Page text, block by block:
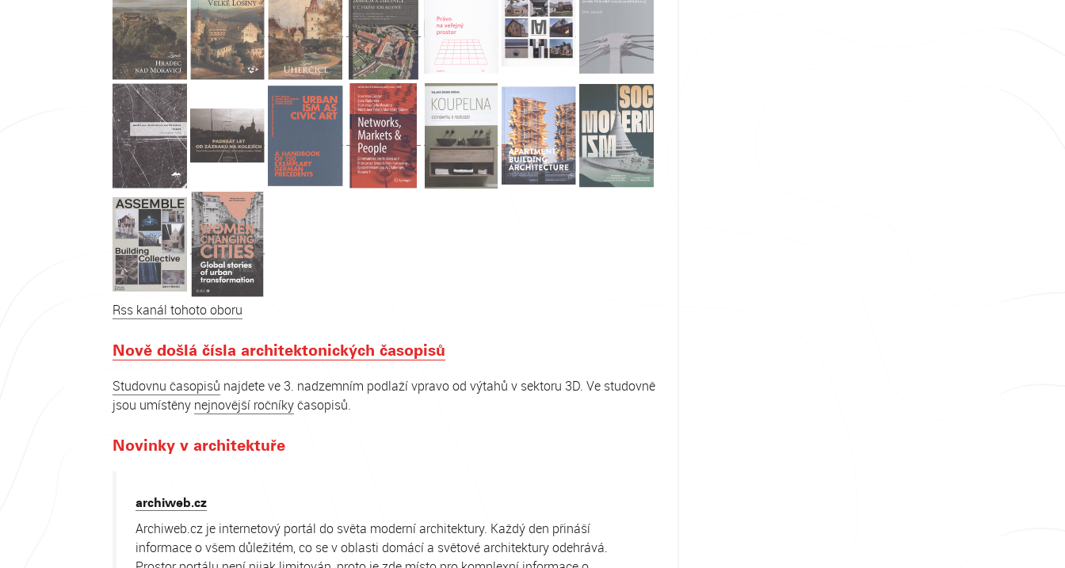
Rss kanál tohoto oboru
Nově došlá čísla architektonických časopisů
Studovnu časopisů najdete ve 3. nadzemním podlaží vpravo od výtahů v sektoru 3D. Ve studovně
jsou umístěny nejnovější ročníkyčasopisů.
Novinky v architektuře
archiweb.cz
Archiweb.cz je internetový portál do světa moderní architektury. Každý den přináší
informace o všem důležitém, co se v oblasti domácí a světové architektury odehrává.